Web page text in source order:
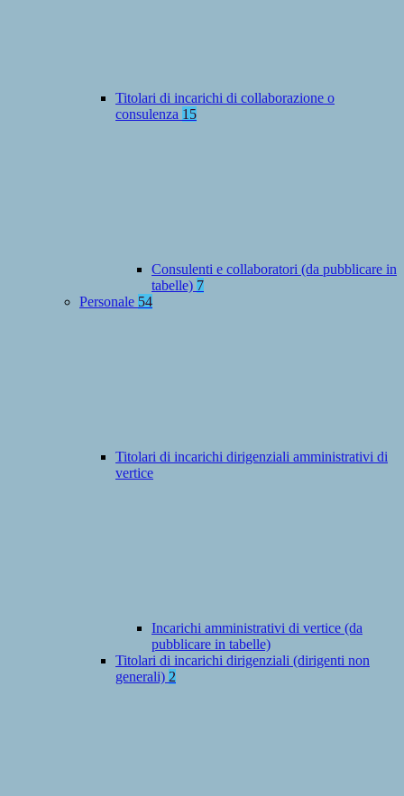
Titolari di incarichi di collaborazione o
consulenza 15
Consulenti e collaboratori (da pubblicare in
tabelle) 7
Personale 54
Titolari di incarichi dirigenziali amministrativi di
vertice
Incarichi amministrativi di vertice (da
pubblicare in tabelle)
Titolari di incarichi dirigenziali (dirigenti non
generali) 2